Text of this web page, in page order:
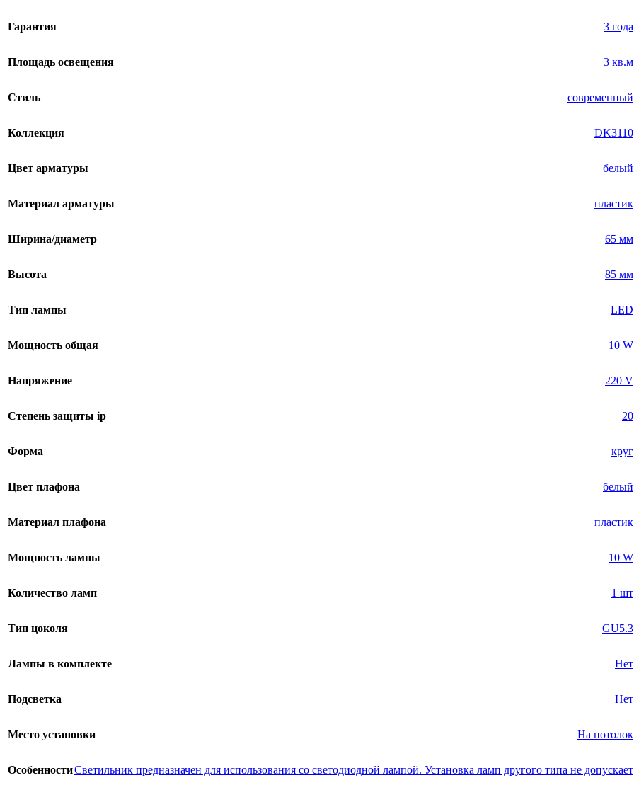
Гарантия 3 года
Площадь освещения 3 кв.м
Стиль современный
Коллекция DK3110
Цвет арматуры белый
Материал арматуры пластик
Ширина/диаметр 65 мм
Высота 85 мм
Тип лампы LED
Мощность общая 10 W
Напряжение 220 V
Степень защиты ip 20
Форма круг
Цвет плафона белый
Материал плафона пластик
Мощность лампы 10 W
Количество ламп 1 шт
Тип цоколя GU5.3
Лампы в комплекте Нет
Подсветка Нет
Место установки На потолок
ОсобенностиСветильник предназначен для использования со светодиодной лампой. Установка ламп другого типа не допускает